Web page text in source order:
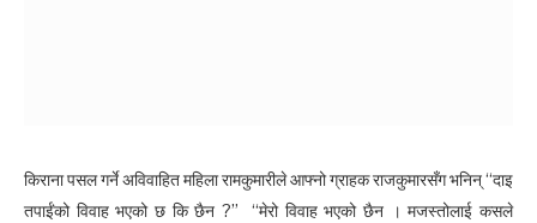
किराना पसल गर्ने अविवाहित महिला रामकुमारीले आफ्नो ग्राहक राजकुमारसँग भनिन् “दाइ
तपाईंको विवाह भएको छ कि छैन ?” “मेरो विवाह भएको छैन । मजस्तोलाई कसले